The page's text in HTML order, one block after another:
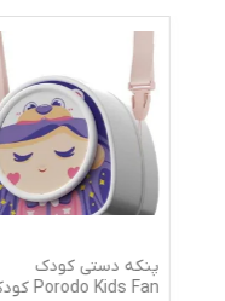
پنکه دستی کودک
Porodo Kids Fan کودکان